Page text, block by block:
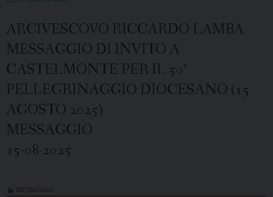
ARCIVESCOVO RICCARDO LAMBA
MESSAGGIO DI INVITO A
CASTELMONTE PER IL 50°
PELLEGRINAGGIO DIOCESANO (15
AGOSTO 2025)
MESSAGGIO
15-08-2025
MESSAGGIO